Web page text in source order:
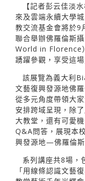
【記者彭云佳淡
來及雲端永續大學
教交流基金會將於9
聯合舉辦佛羅倫斯
World in Florence
踴躍參觀，享受這
該展覽為義大利
文藝復興發源地佛
從多元角度帶領大
安排跨域呈現，除
大教堂，還有可愛
Q&A問答，展現本
興發源地—佛羅倫斯
系列講座共8場，
「用線條認識文藝